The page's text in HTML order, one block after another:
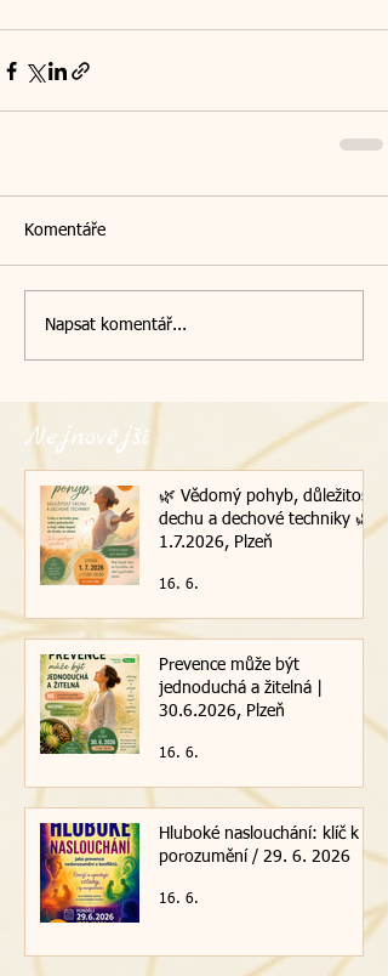
Komentáře
Napsat komentář...
Nejnovější
🌿 Vědomý pohyb, důležitost
dechu a dechové techniky 🌿|
1.7.2026, Plzeň
16. 6.
Prevence může být
jednoduchá a žitelná |
30.6.2026, Plzeň
16. 6.
Hluboké naslouchání: klíč k
porozumění / 29. 6. 2026
16. 6.